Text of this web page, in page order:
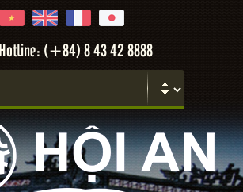
Hotline: (+84) 8 43 42 8888